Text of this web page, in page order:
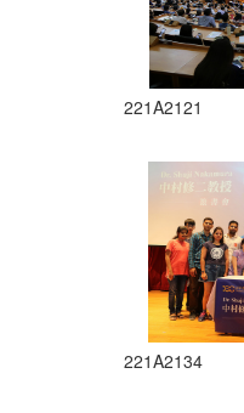
221A2121
221A2134